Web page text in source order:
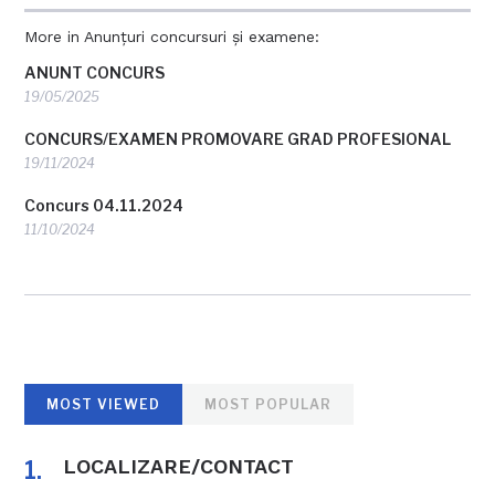
More in Anunțuri concursuri și examene:
ANUNT CONCURS
19/05/2025
CONCURS/EXAMEN PROMOVARE GRAD PROFESIONAL
19/11/2024
Concurs 04.11.2024
11/10/2024
MOST VIEWED MOST POPULAR
LOCALIZARE/CONTACT